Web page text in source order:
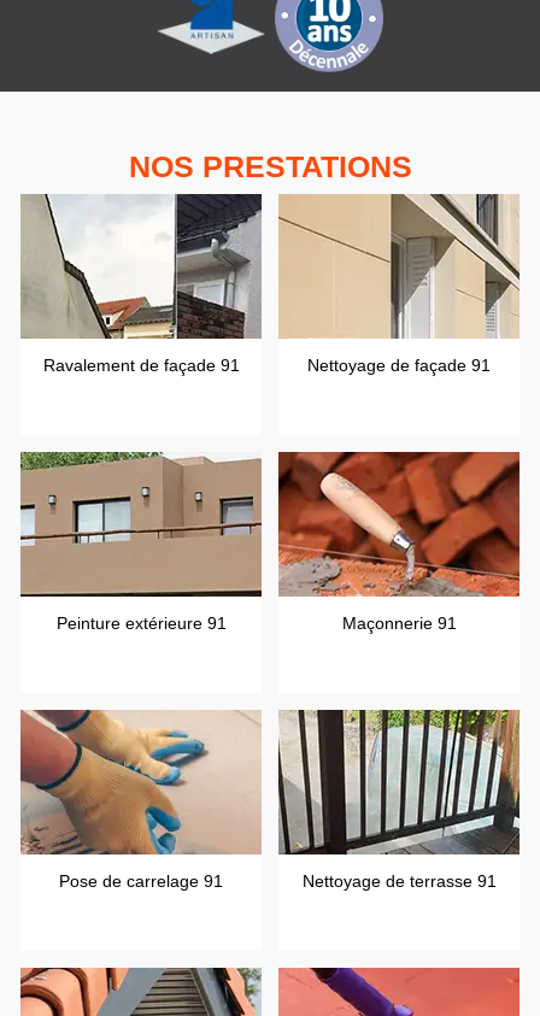
NOS PRESTATIONS
Ravalement de façade 91 Nettoyage de façade 91
Peinture extérieure 91 Maçonnerie 91
Pose de carrelage 91 Nettoyage de terrasse 91